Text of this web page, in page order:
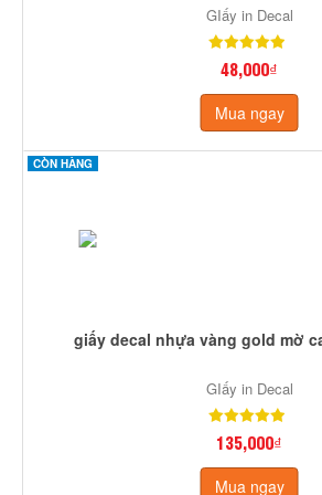
GIấy in Decal
48,000₫
Mua ngay
CÒN HÀNG
giấy decal nhựa vàng gold mờ
GIấy in Decal
135,000₫
Mua ngay